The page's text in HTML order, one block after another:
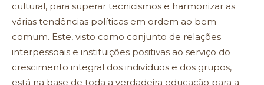
cultural, para superar tecnicismos e harmonizar as
várias tendências políticas em ordem ao bem
comum. Este, visto como conjunto de relações
interpessoais e instituições positivas ao serviço do
crescimento integral dos indivíduos e dos grupos,
está na base de toda a verdadeira educação para a